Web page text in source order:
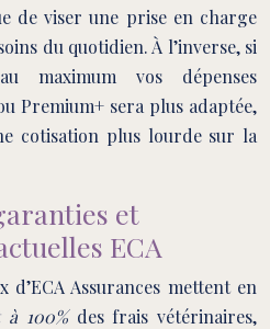
de viser une prise en charge
du quotidien. À l’inverse, si
maximum vos dépenses
Premium+ sera plus adaptée,
cotisation plus lourde sur la
et
ECA
d’ECA Assurances mettent en
à 100%des frais vétérinaires,